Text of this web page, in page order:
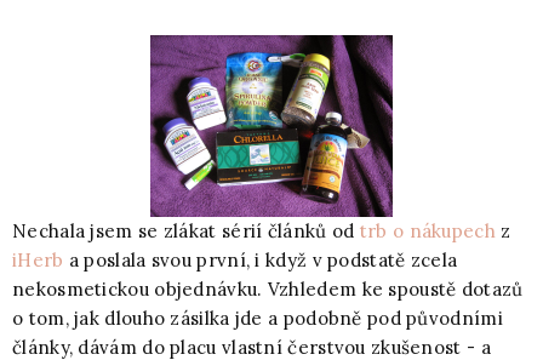
Nechala jsem se zlákat sérií článků od trb o nákupechz
iHerb a poslala svou první, i když v podstatě zcela
nekosmetickou objednávku. Vzhledem ke spoustě dotazů
o tom, jak dlouho zásilka jde a podobně pod původními
články, dávám do placu vlastní čerstvou zkušenost - a